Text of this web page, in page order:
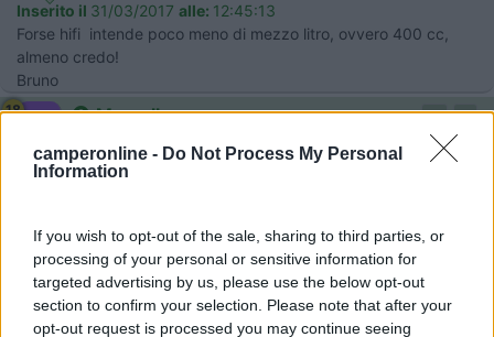
camperonline - Do Not Process My Personal
Information
If you wish to opt-out of the sale, sharing to third parties, or
processing of your personal or sensitive information for
targeted advertising by us, please use the below opt-out
section to confirm your selection. Please note that after your
opt-out request is processed you may continue seeing
Inserito il 31/03/2017 alle: 12:45:13
Forse hifi intende poco meno di mezzo litro, ovvero 400 cc,
almeno credo!
Bruno
18 Marxello
Inserito il31/03/2017
Quindi 400cc in 1000km forse sono eccessivi..
Ciao
Marcello